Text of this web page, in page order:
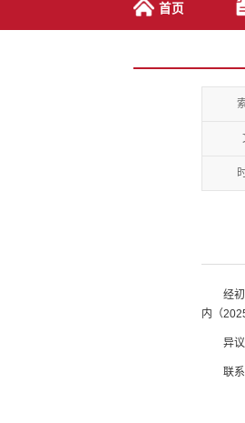
首页
经
内（
异
联系